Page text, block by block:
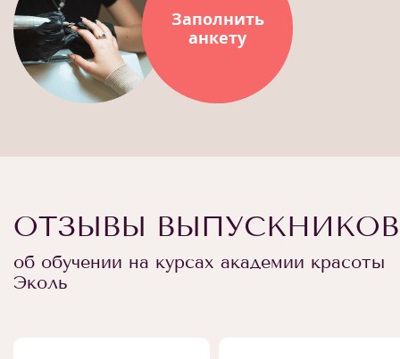
Заполнить
анкету
ОТЗЫВЫ ВЫПУСКНИКОВ
об обучении на курсах академии красоты
Эколь